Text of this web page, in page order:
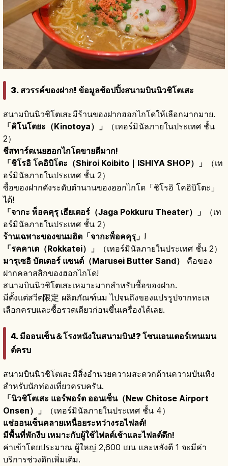
3. สวรรค์ของฝาก! ข้อมูลช้อปปิ้งสนามบินนิวชิโตเสะ
สนามบินนิวชิโตเสะมีร้านของฝากฮอกไกโดให้เลือกมากมาย.
「คิโนโตยะ（Kinotoya）」
（เทอร์มินัลภายในประเทศ ชั้น
2）
ชีสทาร์ตเนยฮอกไกโดขายดีมาก!
「ชิโรอิ โคอิบิโตะ（Shiroi Koibito｜ISHIYA SHOP）」
（เท
อร์มินัลภายในประเทศ ชั้น 2）
ซื้อของฝากดังระดับตำนานของฮอกไกโด「ชิโรอิ โคอิบิโตะ」
ได้!
「จากะ พ็อคคุรุ เธียเตอร์（Jaga Pokkuru Theater）」
（เท
อร์มินัลภายในประเทศ ชั้น 2）
ร้านเฉพาะของขนมฮิต「จากะพ็อคคุรุ」 !
「รคคาเต（Rokkatei）」
（เทอร์มินัลภายในประเทศ ชั้น 2）
มารุเซอิ บัตเตอร์ แซนด์（Marusei Butter Sand）
คือของ
ฝากคลาสสิกของฮอกไกโด!
สนามบินนิวชิโตเสะเหมาะมากสำหรับซื้อของฝาก.
มีตั้งแต่สวีต限定 ผลิตภัณฑ์นม ไปจนถึงของแปรรูปจากทะเล
เลือกครบและซื้อรวดเดียวก่อนขึ้นเครื่องได้เลย.
4. มีออนเซ็น＆โรงหนังในสนามบิน!? โซนเอนเตอร์เทนเมน
ต์ครบ
สนามบินนิวชิโตเสะมีสิ่งอำนวยความสะดวกด้านความบันเทิง
สำหรับนักท่องเที่ยวครบครัน.
「นิวชิโตเสะ แอร์พอร์ต ออนเซ็น（New Chitose Airport
Onsen）」
（เทอร์มินัลภายในประเทศ ชั้น 4）
แช่ออนเซ็นคลายเหนื่อยระหว่างรอไฟลต์!
มีพื้นที่พักงีบ เหมาะกับผู้ใช้ไฟลต์เช้าและไฟลต์ดึก!
ค่าเข้าโดยประมาณ ผู้ใหญ่ 2,600 เยน และหลังตี 1 จะมีค่า
บริการช่วงดึกเพิ่มเติม.